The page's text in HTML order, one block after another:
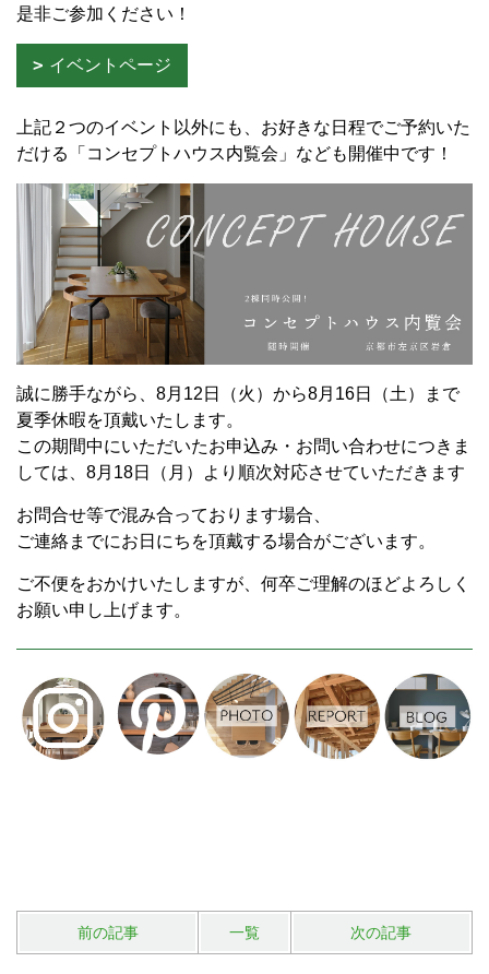
是非ご参加ください！
イベントページ
上記２つのイベント以外にも、お好きな日程でご予約いた
だける「コンセプトハウス内覧会」なども開催中です！
誠に勝手ながら、8月12日（火）から8月16日（土）まで
夏季休暇を頂戴いたします。
この期間中にいただいたお申込み・お問い合わせにつきま
しては、8月18日（月）より順次対応させていただきます
お問合せ等で混み合っております場合、
ご連絡までにお日にちを頂戴する場合がございます。
ご不便をおかけいたしますが、何卒ご理解のほどよろしく
お願い申し上げます。
前の記事 一覧 次の記事